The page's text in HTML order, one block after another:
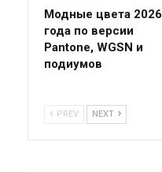
Модные цвета 2026
года по версии
Pantone, WGSN и
подиумов
PREV NEXT